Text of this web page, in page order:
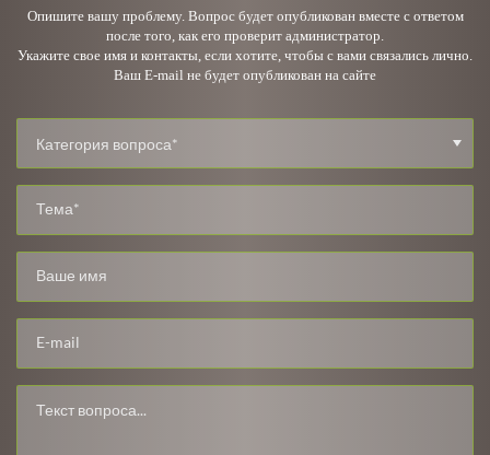
Опишите вашу проблему. Вопрос будет опубликован вместе с ответом
после того, как его проверит администратор.
Укажите свое имя и контакты, если хотите, чтобы с вами связались лично.
Ваш E-mail не будет опубликован на сайте
Категория вопроса*